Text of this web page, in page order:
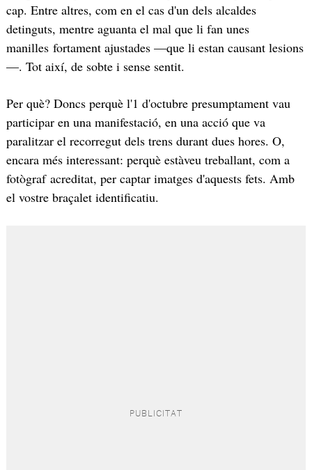
cap. Entre altres, com en el cas d'un dels alcaldes
detinguts, mentre aguanta el mal que li fan unes
manilles fortament ajustades —que li estan causant lesions
—. Tot així, de sobte i sense sentit.
Per què? Doncs perquè l'1 d'octubre presumptament vau
participar en una manifestació, en una acció que va
paralitzar el recorregut dels trens durant dues hores. O,
encara més interessant: perquè estàveu treballant, com a
fotògraf acreditat, per captar imatges d'aquests fets. Amb
el vostre braçalet identificatiu.